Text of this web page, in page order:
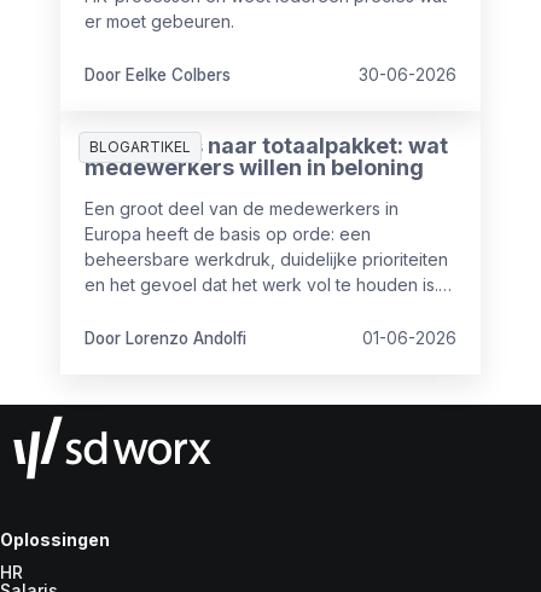
er moet gebeuren.
Door Eelke Colbers 30-06-2026
BLOGARTIKEL
Van salaris naar totaalpakket: wat
medewerkers willen in beloning
Een groot deel van de medewerkers in
Europa heeft de basis op orde: een
beheersbare werkdruk, duidelijke prioriteiten
en het gevoel dat het werk vol te houden is.
orde.
Door Lorenzo Andolfi 01-06-2026
Oplossingen
HR